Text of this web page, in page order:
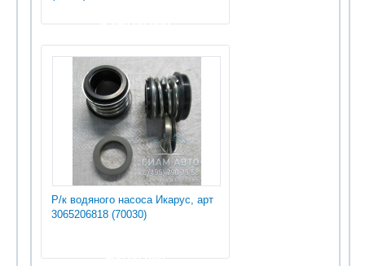
9 750.00 руб
Р/к водяного насоса Икарус, арт
3065206818 (70030)
900.00 руб